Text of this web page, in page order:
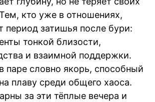
кто уже в отношениях,
период затишья после бури:
тонкой близости,
и взаимной поддержки.
паре словно якорь, способный
плаву среди общего хаоса.
за эти тёплые вечера и